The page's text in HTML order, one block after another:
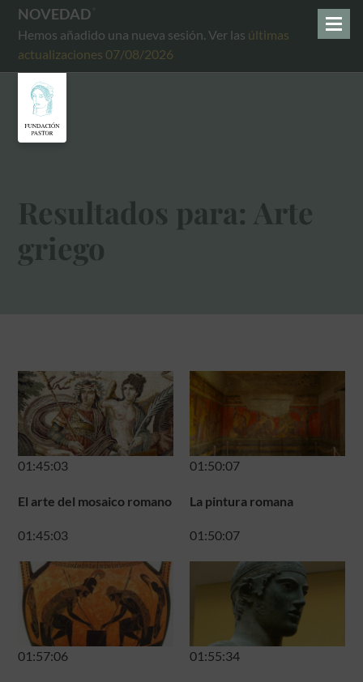
NOVEDAD
Hemos añadido una nueva sesión. Ver las últimas
actualizaciones 07/08/2026
Resultados para: Arte
griego
01:45:03
El arte del mosaico romano
01:45:03
01:50:07
La pintura romana
01:50:07
01:57:06 01:55:34